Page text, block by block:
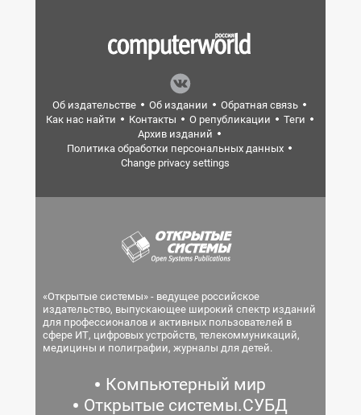
Об издательстве Об издании
Обратная связь
Как нас найти
Контакты О републикации
Теги
Архив изданий
Политика обработки персональных данных
Change privacy settings
«Открытые системы» - ведущее российское
издательство, выпускающее широкий спектр изданий
для профессионалов и активных пользователей в
сфере ИТ, цифровых устройств, телекоммуникаций,
медицины и полиграфии, журналы для детей.
Компьютерный мир
Открытые системы.СУБД